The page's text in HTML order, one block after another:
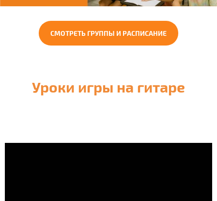
СМОТРЕТЬ ГРУППЫ И РАСПИСАНИЕ
Уроки игры на гитаре